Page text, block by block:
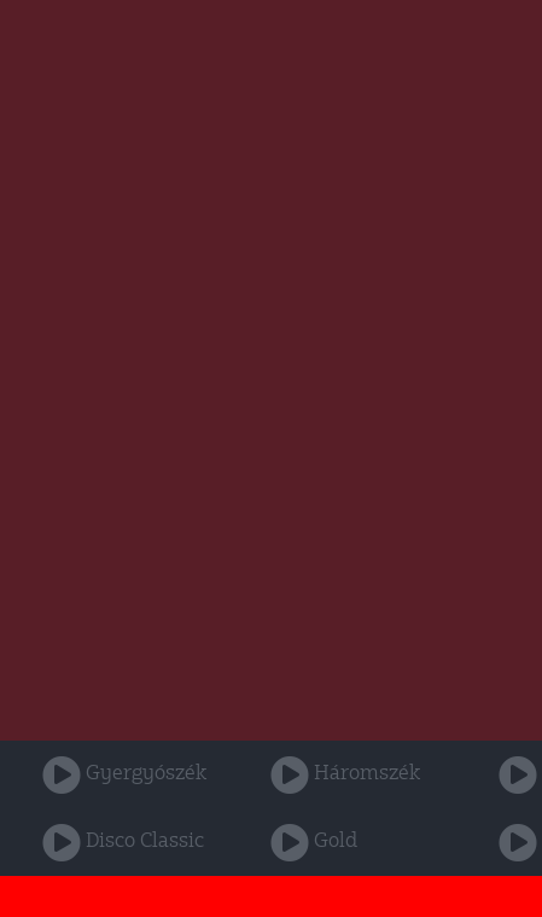
Gyergyószék Háromszék
Disco Classic Gold